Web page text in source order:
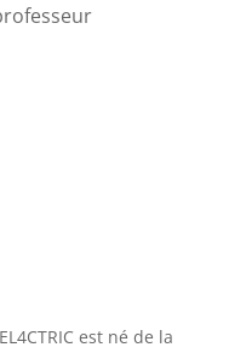
est né de la